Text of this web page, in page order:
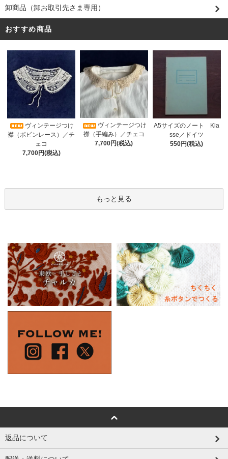
卸商品（卸お取引先さま専用）
おすすめ商品
ヴィンテージつけ
襟（ボビンレース）／チ
ェコ
7,700円(税込)
ヴィンテージつけ
襟（手編み）／チェコ
7,700円(税込)
A5サイズのノート Kla
sse／ドイツ
550円(税込)
もっと見る
返品について